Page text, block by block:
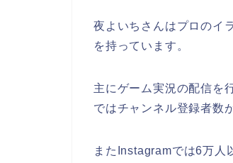
夜よいちさんはプロのイ
を持っています。
主にゲーム実況の配信を
ではチャンネル登録者数
またInstagramでは6万人